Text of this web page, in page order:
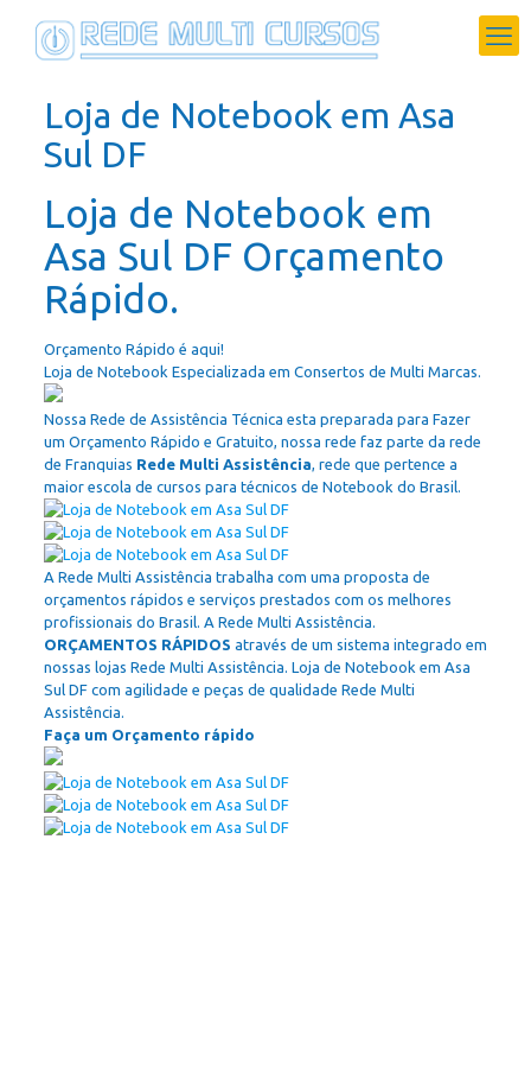
Loja de Notebook em Asa
Sul DF
Loja de Notebook em
Asa Sul DF Orçamento
Rápido.
Orçamento Rápido é aqui!
Loja de Notebook Especializada em Consertos de Multi Marcas.
Nossa Rede de Assistência Técnica esta preparada para Fazer
um Orçamento Rápido e Gratuito, nossa rede faz parte da rede
de Franquias Rede Multi Assistência, rede que pertence a
maior escola de cursos para técnicos de Notebook do Brasil.
A Rede Multi Assistência trabalha com uma proposta de
orçamentos rápidos e serviços prestados com os melhores
profissionais do Brasil. A Rede Multi Assistência.
ORÇAMENTOS RÁPIDOS através de um sistema integrado em
nossas lojas Rede Multi Assistência. Loja de Notebook em Asa
Sul DF com agilidade e peças de qualidade Rede Multi
Assistência.
Faça um Orçamento rápido